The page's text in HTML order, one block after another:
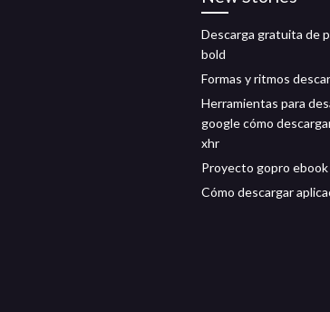
Descarga gratuita de
bold
Formas y ritmos
Herramientas para
google cómo
xhr
Proyecto gopro
Cómo descargar